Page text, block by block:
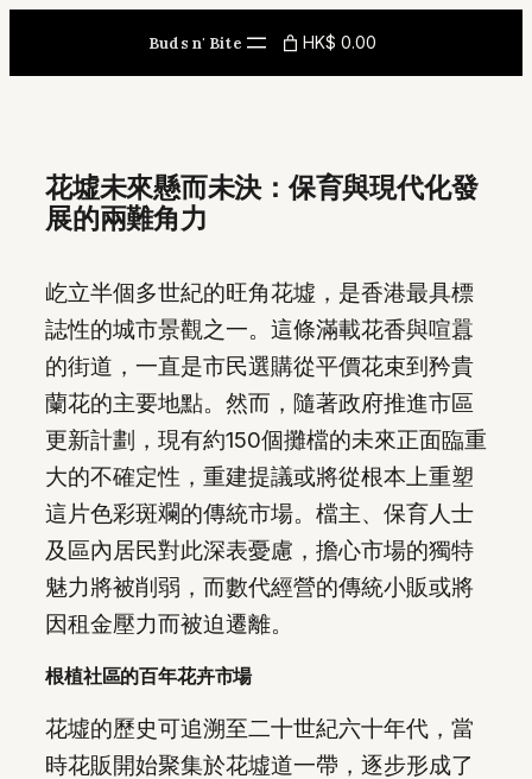
content
Buds n' Bite HK$ 0.00
花墟未來懸而未決：保育與現代化發
展的兩難角力
屹立半個多世紀的旺角花墟，是香港最具標
誌性的城市景觀之一。這條滿載花香與喧囂
的街道，一直是市民選購從平價花束到矜貴
蘭花的主要地點。然而，隨著政府推進市區
更新計劃，現有約150個攤檔的未來正面臨重
大的不確定性，重建提議或將從根本上重塑
這片色彩斑斕的傳統市場。檔主、保育人士
及區內居民對此深表憂慮，擔心市場的獨特
魅力將被削弱，而數代經營的傳統小販或將
因租金壓力而被迫遷離。
根植社區的百年花卉市場
花墟的歷史可追溯至二十世紀六十年代，當
時花販開始聚集於花墟道一帶，逐步形成了